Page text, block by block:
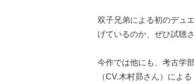
双子兄弟による初のデュ
げているのか、ぜひ試聴
今作では他にも、考古学
（CV.木村昴さん）によ